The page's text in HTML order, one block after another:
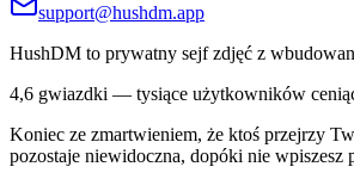
support@hushdm.app
HushDM to prywatny sejf zdjęć z
4,6 gwiazdki — tysiące użytkowników
Koniec ze zmartwieniem, że ktoś przejrzy
pozostaje niewidoczna, dopóki nie wpiszesz